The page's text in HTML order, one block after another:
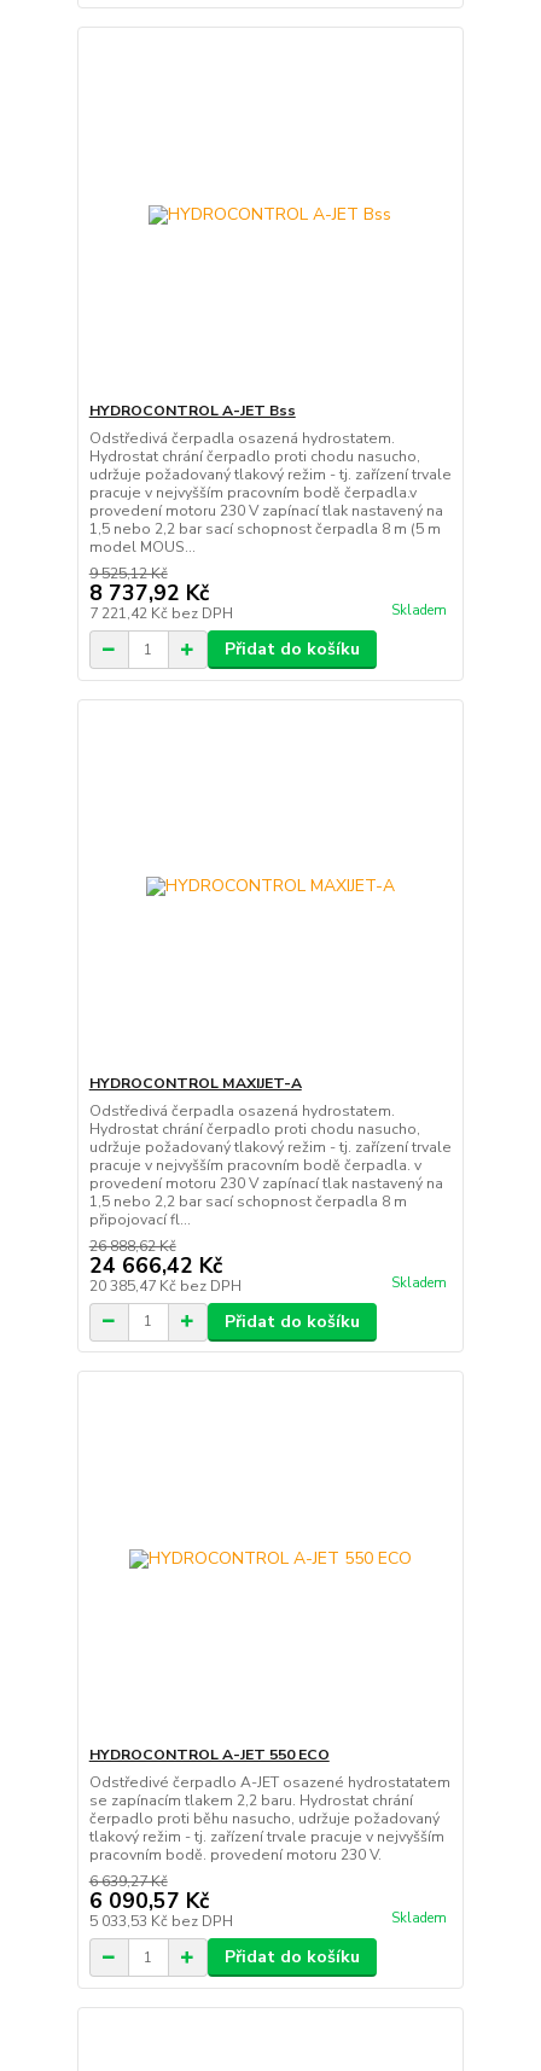
HYDROCONTROL A-JET Bss
Odstředivá čerpadla osazená hydrostatem.
Hydrostat chrání čerpadlo proti chodu nasucho,
udržuje požadovaný tlakový režim - tj. zařízení trvale
pracuje v nejvyšším pracovním bodě čerpadla.v
provedení motoru 230 V zapínací tlak nastavený na
1,5 nebo 2,2 bar sací schopnost čerpadla 8 m (5 m
model MOUS...
9 525,12 Kč
8 737,92 Kč
7 221,42 Kč bez DPH Skladem
Přidat do košíku
HYDROCONTROL MAXIJET-A
Odstředivá čerpadla osazená hydrostatem.
Hydrostat chrání čerpadlo proti chodu nasucho,
udržuje požadovaný tlakový režim - tj. zařízení trvale
pracuje v nejvyšším pracovním bodě čerpadla. v
provedení motoru 230 V zapínací tlak nastavený na
1,5 nebo 2,2 bar sací schopnost čerpadla 8 m
připojovací fl...
26 888,62 Kč
24 666,42 Kč
20 385,47 Kč bez DPH Skladem
Přidat do košíku
HYDROCONTROL A-JET 550 ECO
Odstředivé čerpadlo A-JET osazené hydrostatatem
se zapínacím tlakem 2,2 baru. Hydrostat chrání
čerpadlo proti běhu nasucho, udržuje požadovaný
tlakový režim - tj. zařízení trvale pracuje v nejvyšším
pracovním bodě. provedení motoru 230 V.
6 639,27 Kč
6 090,57 Kč
5 033,53 Kč bez DPH Skladem
Přidat do košíku